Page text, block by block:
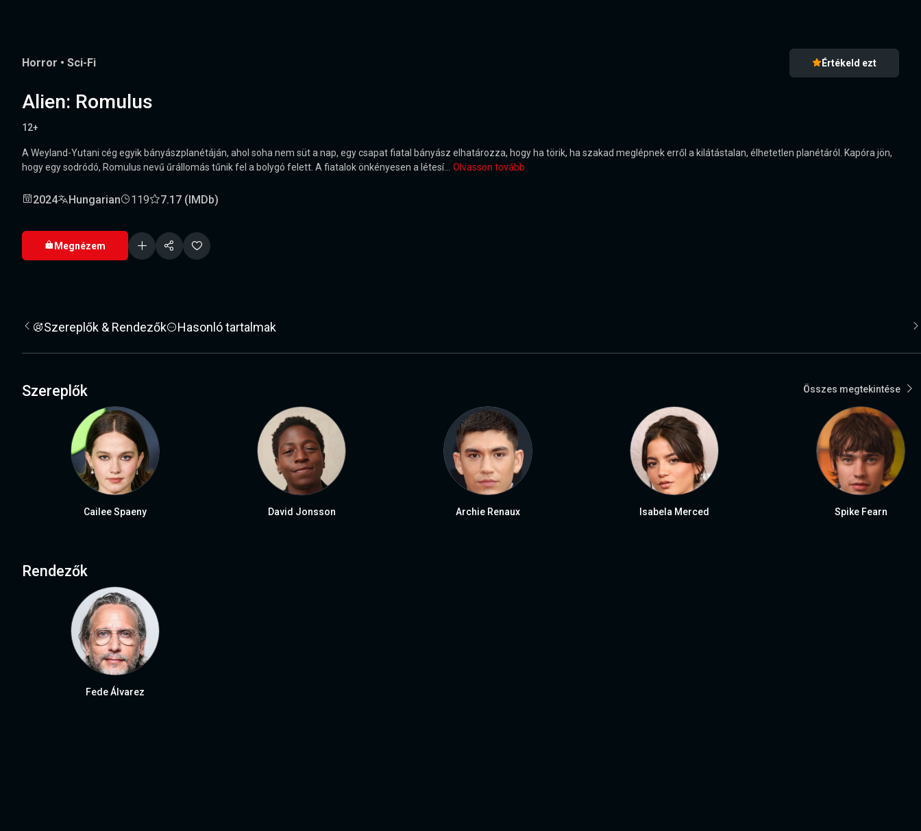
Horror • Sci-Fi Értékeld ezt
Alien: Romulus
12+
A Weyland-Yutani cég egyik bányászplanétáján, ahol soha nem süt a nap, egy csapat fiatal bányász elhatározza, hogy ha törik, ha szakad meglépnek erről a kilátástalan, élhetetlen planétáról. Kapóra jön,
hogy egy sodródó, Romulus nevű űrállomás tűnik fel a bolygó felett. A fiatalok önkényesen a létesí... Olvasson tovább
2024 Hungarian 119 7.17 (IMDb)
Megnézem
Szereplők & Rendezők Hasonló tartalmak
Szereplők Összes megtekintése
Cailee Spaeny David Jonsson Archie Renaux Isabela Merced Spike Fearn
Rendezők
Fede Álvarez